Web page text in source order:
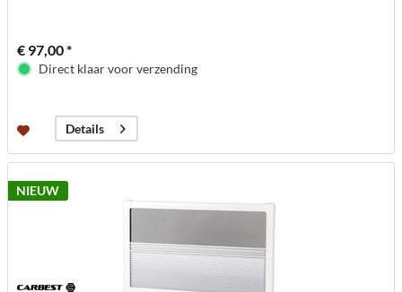
€ 97,00 *
Direct klaar voor verzending
Details
NIEUW